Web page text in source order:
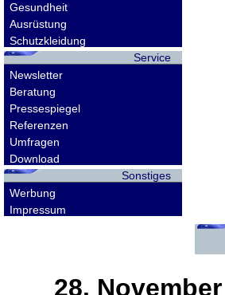
Gesundheit
Ausrüstung
Schutzkleidung
Service
Newsletter
Beratung
Pressespiegel
Referenzen
Umfragen
Download
Sonstiges
Werbung
Impressum
28.